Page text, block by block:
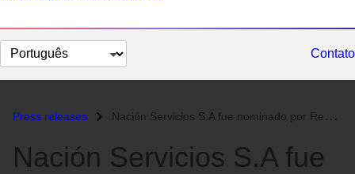
Selecionar
idioma
Contato
Press releases Nación Servicios S.A fue nominado por Red Hat en su 7º edición anual d...
Nación Servicios S.A fue